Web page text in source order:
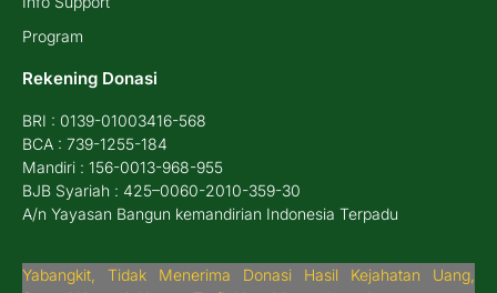
Program
Rekening Donasi
BRI : 0139-01003416-568
BCA : 739-1255-184
Mandiri : 156-0013-968-955
BJB Syariah : 425–0060-2010-359-30
A/n Yayasan Bangun kemandirian Indonesia Terpadu
Yabangkit, Tidak Menerima Donasi Hasil Kejahatan Uang,